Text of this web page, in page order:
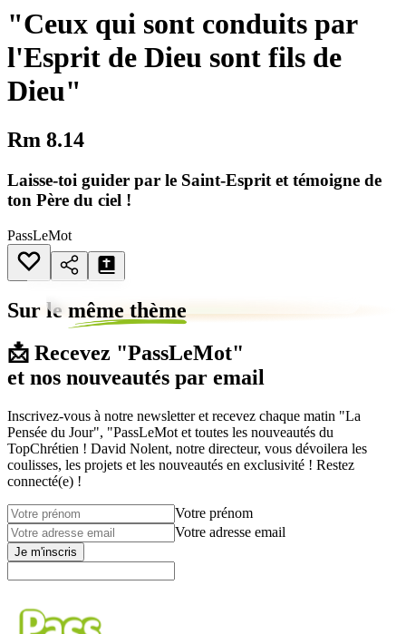
"Ceux qui sont conduits par
l'Esprit de Dieu sont fils de
Dieu"
Rm 8.14
Laisse-toi guider par le Saint-Esprit et témoigne de
ton Père du ciel !
PassLeMot
Sur le même thème
📩 Recevez "PassLeMot"
et nos nouveautés par email
Inscrivez-vous à notre newsletter et recevez chaque matin "La
Pensée du Jour", "PassLeMot et toutes les nouveautés du
TopChrétien ! David Nolent, notre directeur, vous dévoilera les
coulisses, les projets et les nouveautés en exclusivité ! Restez
connecté(e) !
Votre prénom
Votre adresse email
Je m'inscris